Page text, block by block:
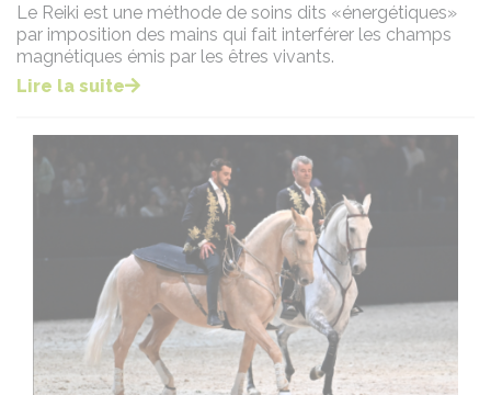
Le Reiki est une méthode de soins dits «énergétiques»
par imposition des mains qui fait interférer les champs
magnétiques émis par les êtres vivants.
Lire la suite